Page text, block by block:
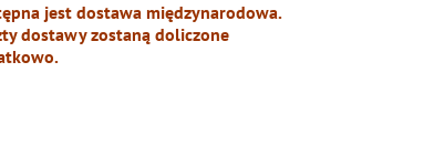
jest dostawa międzynarodowa.
dostawy zostaną doliczone